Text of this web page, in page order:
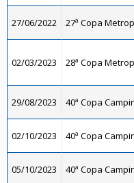
27/06/2022 27ª Copa
02/03/2023 28ª Copa
29/08/2023 40ª Copa
02/10/2023 40ª Copa
05/10/2023 40ª Copa